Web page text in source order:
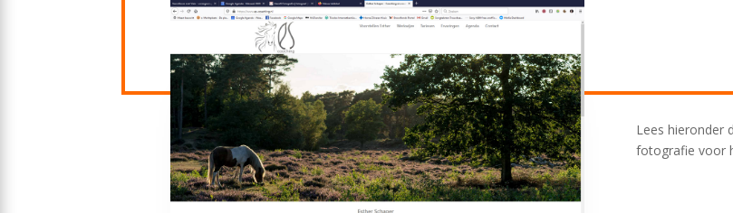
Lees hieronder
fotografie voor